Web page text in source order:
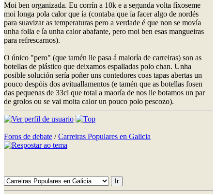
Moi ben organizada. Eu corrín a 10k e a segunda volta fíxoseme
moi longa pola calor que ía (contaba que ía facer algo de nordés
para suavizar as temperaturas pero a verdade é que non se movía
unha folla e ía unha calor abafante, pero moi ben esas mangueiras
para refrescarnos).
O único "pero" (que tamén lle pasa á maioría de carreiras) son as
botellas de plástico que deixamos espalladas polo chan. Unha
posible solución sería poñer uns contedores coas tapas abertas un
pouco despóis dos avituallamentos (e tamén que as botellas fosen
das pequenas de 33cl que total a maoría de nos lle botamos un par
de grolos ou se vai moita calor un pouco polo pescozo).
Foros de debate /Carreiras Populares en Galicia